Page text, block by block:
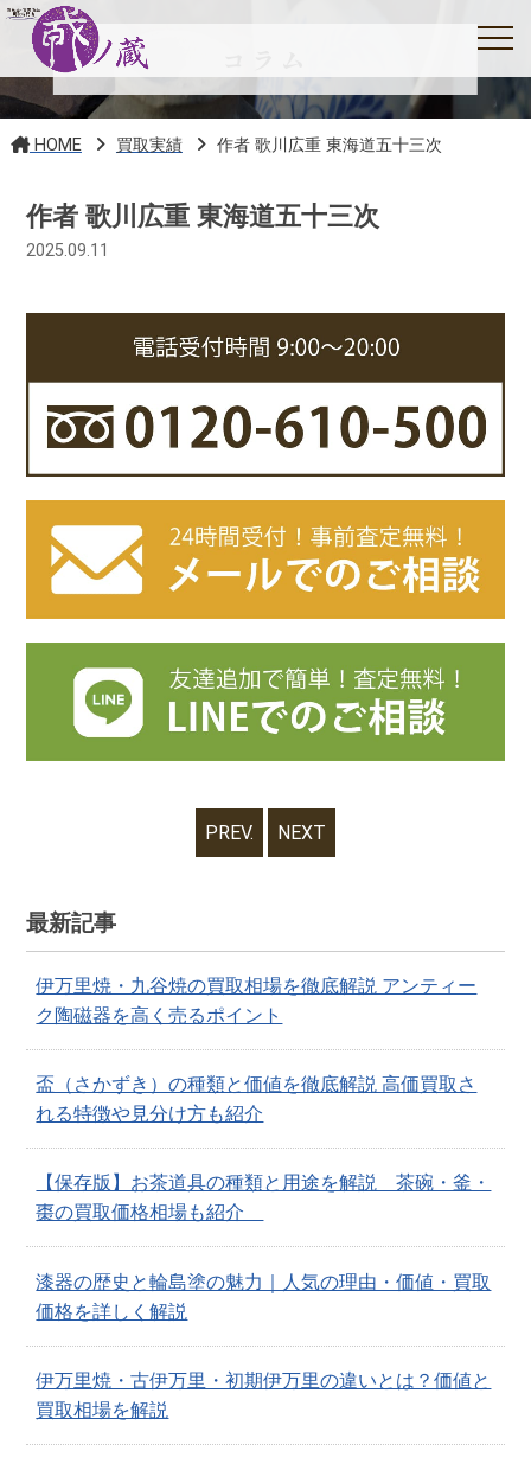
HOME 買取実績 作者 歌川広重 東海道五十三次
作者 歌川広重 東海道五十三次
2025.09.11
PREV. NEXT
最新記事
伊万里焼・九谷焼の買取相場を徹底解説 アンティー
ク陶磁器を高く売るポイント
盃（さかずき）の種類と価値を徹底解説 高価買取さ
れる特徴や見分け方も紹介
【保存版】お茶道具の種類と用途を解説 茶碗・釜・
棗の買取価格相場も紹介
漆器の歴史と輪島塗の魅力｜人気の理由・価値・買取
価格を詳しく解説
伊万里焼・古伊万里・初期伊万里の違いとは？価値と
買取相場を解説